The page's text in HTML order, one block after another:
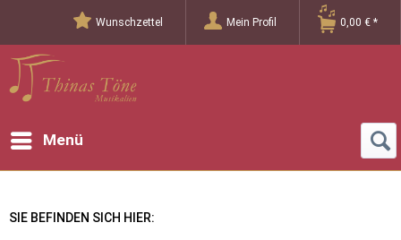
Wunschzettel Mein Profil 0,00 € *
Menü
SIE BEFINDEN SICH HIER: